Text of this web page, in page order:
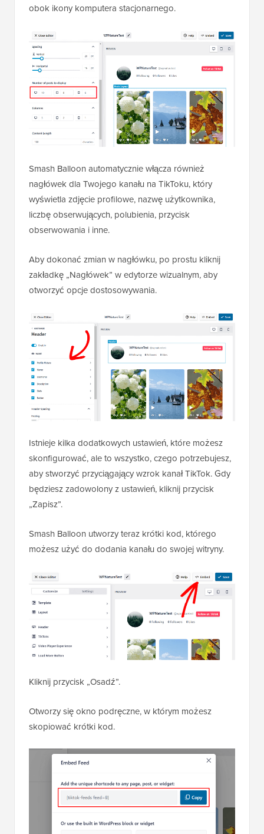
obok ikony komputera stacjonarnego.
Smash Balloon automatycznie włącza również
nagłówek dla Twojego kanału na TikToku, który
wyświetla zdjęcie profilowe, nazwę użytkownika,
liczbę obserwujących, polubienia, przycisk
obserwowania i inne.
Aby dokonać zmian w nagłówku, po prostu kliknij
zakładkę „Nagłówek” w edytorze wizualnym, aby
otworzyć opcje dostosowywania.
Istnieje kilka dodatkowych ustawień, które możesz
skonfigurować, ale to wszystko, czego potrzebujesz,
aby stworzyć przyciągający wzrok kanał TikTok. Gdy
będziesz zadowolony z ustawień, kliknij przycisk
„Zapisz”.
Smash Balloon utworzy teraz krótki kod, którego
możesz użyć do dodania kanału do swojej witryny.
Kliknij przycisk „Osadź”.
Otworzy się okno podręczne, w którym możesz
skopiować krótki kod.